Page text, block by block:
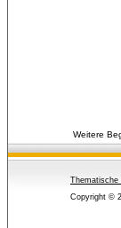
Weitere
Thematische
Copyright ©